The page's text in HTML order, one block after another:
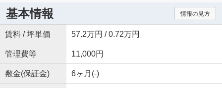
基本情報 情報の見方
賃料 / 坪単価 57.2万円 / 0.72万円
管理費等 11,000円
敷金(保証金) 6ヶ月(-)